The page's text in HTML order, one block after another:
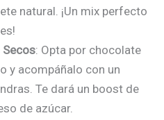
natural. ¡Un mix perfecto
Secos: Opta por chocolate
y acompáñalo con un
Te dará un boost de
de azúcar.